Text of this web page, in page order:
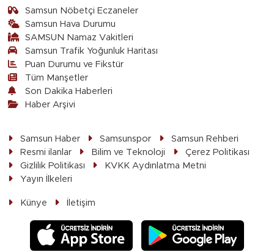
Samsun Nöbetçi Eczaneler
Samsun Hava Durumu
SAMSUN Namaz Vakitleri
Samsun Trafik Yoğunluk Haritası
Puan Durumu ve Fikstür
Tüm Manşetler
Son Dakika Haberleri
Haber Arşivi
Samsun Haber Samsunspor
Samsun Rehberi
Resmi ilanlar
Bilim ve Teknoloji
Çerez Politikası
Gizlilik Politikası
KVKK Aydınlatma Metni
Yayın İlkeleri
Künye İletişim